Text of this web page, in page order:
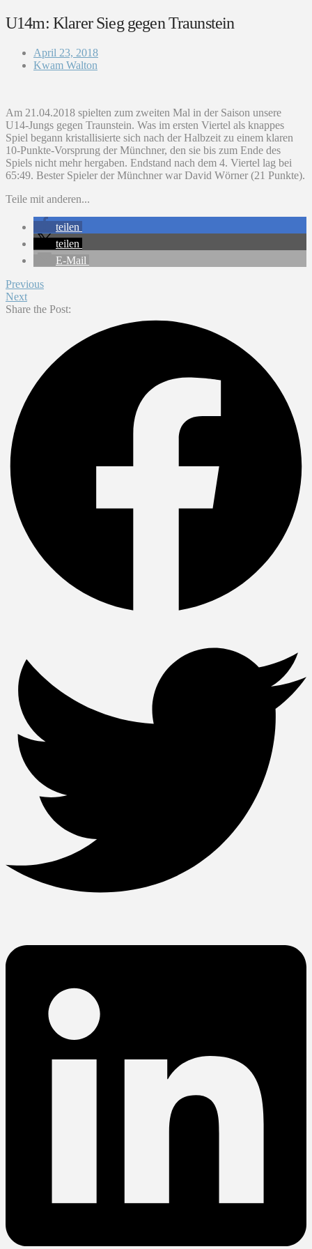
U14m: Klarer Sieg gegen Traunstein
April 23, 2018
Kwam Walton
Am 21.04.2018 spielten zum zweiten Mal in der Saison unsere
U14-Jungs gegen Traunstein. Was im ersten Viertel als knappes
Spiel begann kristallisierte sich nach der Halbzeit zu einem klaren
10-Punkte-Vorsprung der Münchner, den sie bis zum Ende des
Spiels nicht mehr hergaben. Endstand nach dem 4. Viertel lag bei
65:49. Bester Spieler der Münchner war David Wörner (21 Punkte).
Teile mit anderen...
teilen
teilen
E-Mail
Previous
Next
Share the Post: